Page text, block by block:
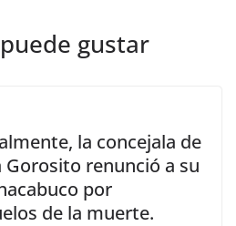
gustar
la concejala de
Gorosito renunció a su
por
de la muerte.